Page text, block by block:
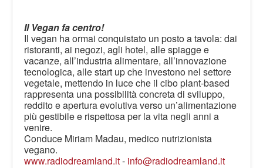
Il Vegan fa centro!
Il vegan ha ormai conquistato un posto a tavola: dai
ristoranti, ai negozi, agli hotel, alle spiagge e
vacanze, all’industria alimentare, all’innovazione
tecnologica, alle start up che investono nel settore
vegetale, mettendo in luce che il cibo plant-based
rappresenta una possibilità concreta di sviluppo,
reddito e apertura evolutiva verso un’alimentazione
più gestibile e rispettosa per la vita negli anni a
venire.
Conduce Miriam Madau, medico nutrizionista
vegano.
www.radiodreamland.it- info@radiodreamland.it